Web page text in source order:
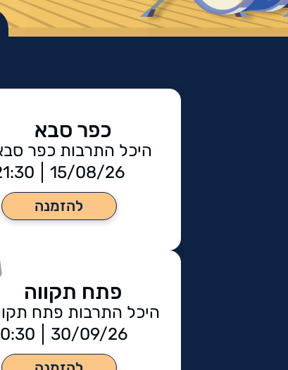
בודק
אסף
כפר סבא
היכל התרבות כפר
15/08/26
להזמנה
פתח תקווה
היכל התרבות פתח
30/09/26